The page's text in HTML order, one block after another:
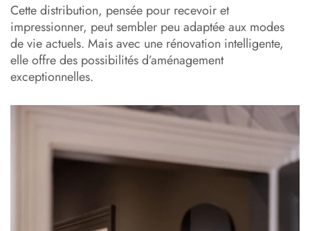
Cette distribution, pensée pour recevoir et
impressionner, peut sembler peu adaptée aux modes
de vie actuels. Mais avec une rénovation intelligente,
elle offre des possibilités d’aménagement
exceptionnelles.